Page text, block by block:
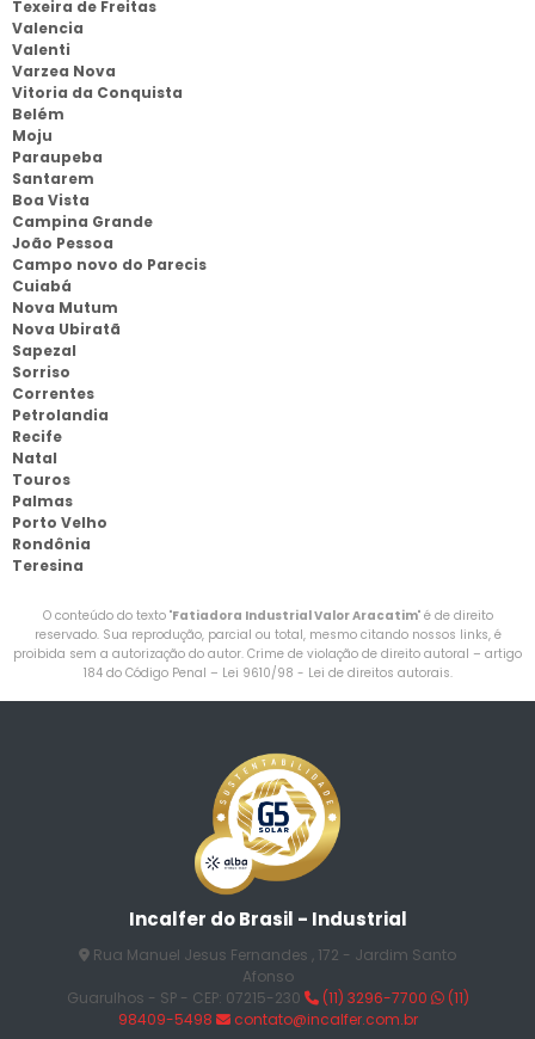
Texeira de Freitas
Valencia
Valenti
Varzea Nova
Vitoria da Conquista
Belém
Moju
Paraupeba
Santarem
Boa Vista
Campina Grande
João Pessoa
Campo novo do Parecis
Cuiabá
Nova Mutum
Nova Ubiratã
Sapezal
Sorriso
Correntes
Petrolandia
Recife
Natal
Touros
Palmas
Porto Velho
Rondônia
Teresina
O conteúdo do texto "Fatiadora Industrial Valor Aracatim" é de direito
reservado. Sua reprodução, parcial ou total, mesmo citando nossos links, é
proibida sem a autorização do autor. Crime de violação de direito autoral – artigo
184 do Código Penal – Lei 9610/98 - Lei de direitos autorais.
Incalfer do Brasil - Industrial
Rua Manuel Jesus Fernandes , 172 - Jardim Santo
Afonso
Guarulhos - SP - CEP: 07215-230
(11) 3296-7700
(11)
98409-5498
contato@incalfer.com.br